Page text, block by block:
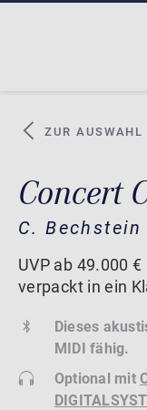
ZUR AUSWAHL
Concert
C.
UVP ab 49.000
verpackt in ein
Dieses
MIDI fähig.
Optional mit